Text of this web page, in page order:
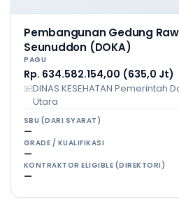
Pembangunan Gedung
Seunuddon (DOKA)
PAGU
Rp. 634.582.154,00 (635,0 Jt)
DINAS KESEHATAN
Utara
SBU (DARI SYARAT)
—
GRADE / KUALIFIKASI
—
KONTRAKTOR ELIGIBLE (DIREKTORI)
—